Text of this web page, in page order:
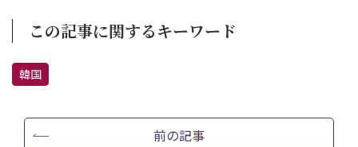
この記事に関するキーワード
韓国
前の記事